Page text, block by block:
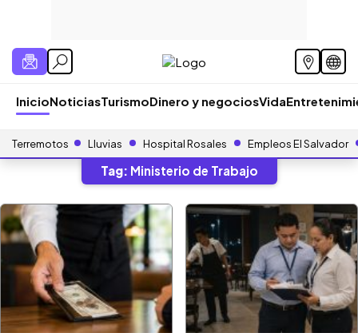
InicioNoticiasTurismoDinero y negociosVida
Terremotos Lluvias Hospital Rosales Empleos El Salvador
Tag: Ministerio de Trabajo